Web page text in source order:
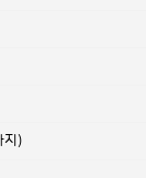
지)